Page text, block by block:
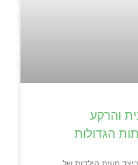
והרקע
הגדולות
חווית הילדות של